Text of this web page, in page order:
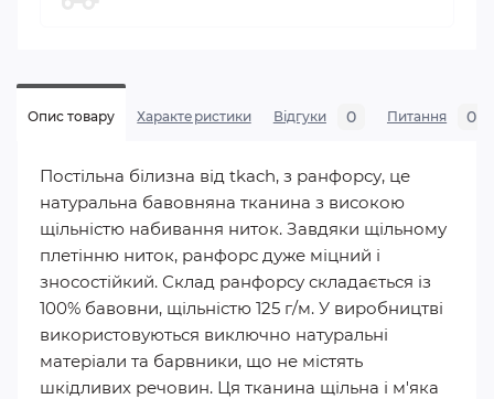
Опис товару Характеристики Відгуки 0 Питання 0
Постільна білизна від tkach, з ранфорсу, це
натуральна бавовняна тканина з високою
щільністю набивання ниток. Завдяки щільному
плетінню ниток, ранфорс дуже міцний і
зносостійкий. Склад ранфорсу складається із
100% бавовни, щільністю 125 г/м. У виробництві
використовуються виключно натуральні
матеріали та барвники, що не містять
шкідливих речовин. Ця тканина щільна і м'яка